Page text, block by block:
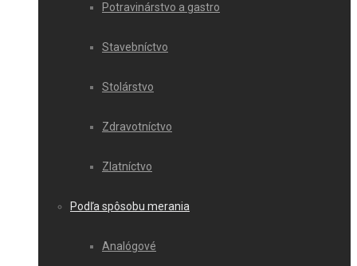
Potravinárstvo a gastro
Stavebníctvo
Stolárstvo
Zdravotníctvo
Zlatníctvo
Podľa spôsobu merania
Analógové